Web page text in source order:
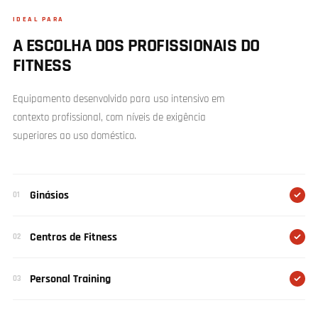
IDEAL PARA
A ESCOLHA DOS PROFISSIONAIS DO
FITNESS
Equipamento desenvolvido para uso intensivo em
contexto profissional, com níveis de exigência
superiores ao uso doméstico.
01 Ginásios
02 Centros de Fitness
03 Personal Training